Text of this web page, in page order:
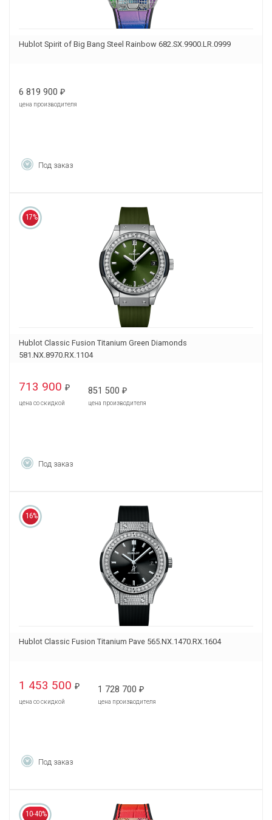
Hublot Spirit of Big Bang Steel Rainbow 682.SX.9900.LR.0999
6 819 900 ₽
цена производителя
Под заказ
17%
Hublot Classic Fusion Titanium Green Diamonds
581.NX.8970.RX.1104
713 900 ₽
цена со скидкой
851 500 ₽
цена производителя
Под заказ
16%
Hublot Classic Fusion Titanium Pave 565.NX.1470.RX.1604
1 453 500 ₽
цена со скидкой
1 728 700 ₽
цена производителя
Под заказ
10-40%